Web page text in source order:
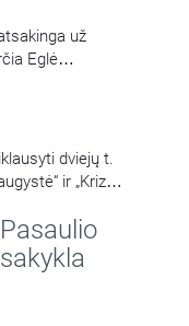
už
Eglė
dviejų t.
ir „Krizė
Pasaulio
sakykla